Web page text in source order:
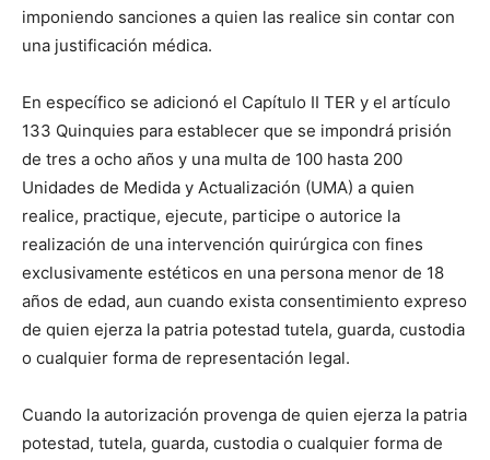
imponiendo sanciones a quien las realice sin contar con
una justificación médica.
En específico se adicionó el Capítulo II TER y el artículo
133 Quinquies para establecer que se impondrá prisión
de tres a ocho años y una multa de 100 hasta 200
Unidades de Medida y Actualización (UMA) a quien
realice, practique, ejecute, participe o autorice la
realización de una intervención quirúrgica con fines
exclusivamente estéticos en una persona menor de 18
años de edad, aun cuando exista consentimiento expreso
de quien ejerza la patria potestad tutela, guarda, custodia
o cualquier forma de representación legal.
Cuando la autorización provenga de quien ejerza la patria
potestad, tutela, guarda, custodia o cualquier forma de